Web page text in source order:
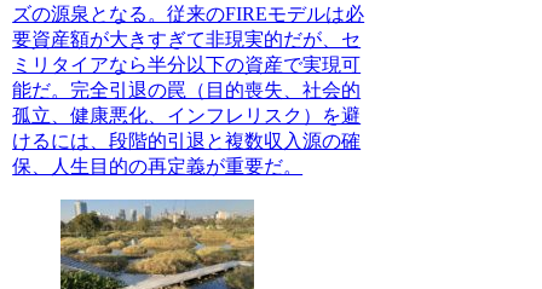
ズの源泉となる。従来のFIREモデルは必
要資産額が大きすぎて非現実的だが、セ
ミリタイアなら半分以下の資産で実現可
能だ。完全引退の罠（目的喪失、社会的
孤立、健康悪化、インフレリスク）を避
けるには、段階的引退と複数収入源の確
保、人生目的の再定義が重要だ。